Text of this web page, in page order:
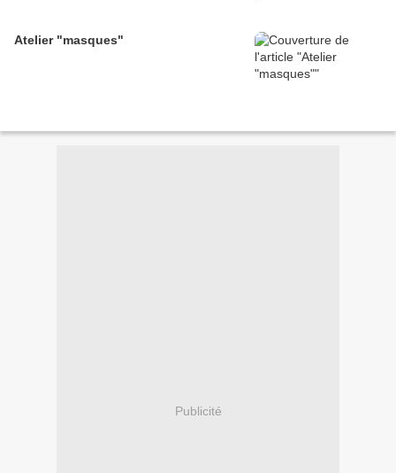
Atelier "masques"
Publicité